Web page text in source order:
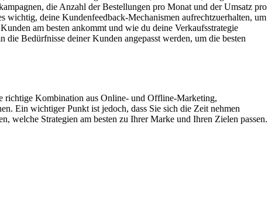
die Anzahl der Bestellungen pro Monat und der Umsatz pro
deine Kundenfeedback-Mechanismen aufrechtzuerhalten, um
am besten ankommt und wie du deine Verkaufsstrategie
Bedürfnisse deiner Kunden angepasst werden, um die besten
richtige Kombination aus Online- und Offline-Marketing,
Ein wichtiger Punkt ist jedoch, dass Sie sich die Zeit nehmen
welche Strategien am besten zu Ihrer Marke und Ihren Zielen passen.